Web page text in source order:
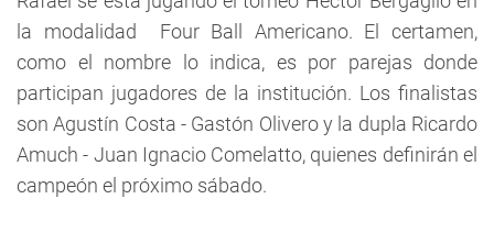
la modalidad Four Ball Americano. El certamen,
como el nombre lo indica, es por parejas donde
participan jugadores de la institución. Los finalistas
son Agustín Costa - Gastón Olivero y la dupla Ricardo
Amuch - Juan Ignacio Comelatto, quienes definirán el
campeón el próximo sábado.